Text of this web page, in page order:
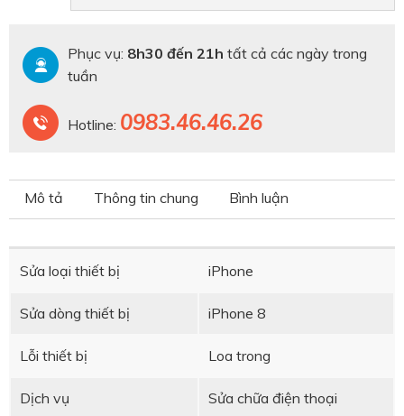
Phục vụ: 8h30 đến 21h tất cả các ngày trong
tuần
Hotline: 0983.46.46.26
Mô tả Thông tin chung Bình luận
Sửa loại thiết bị iPhone
Sửa dòng thiết bị iPhone 8
Lỗi thiết bị Loa trong
Dịch vụ Sửa chữa điện thoại